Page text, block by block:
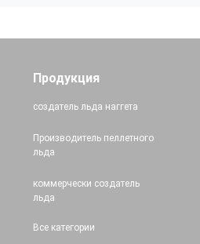
Продукция
создатель льда наггета
Производитель пеллетного
льда
коммерчески создатель
льда
Все категории